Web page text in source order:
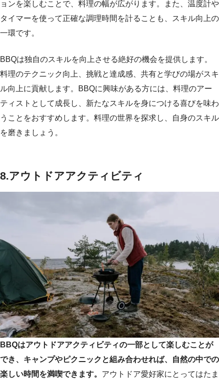
ョンを楽しむことで、料理の幅が広がります。また、温度計や
タイマーを使って正確な調理時間を計ることも、スキル向上の
一環です。
BBQは独自のスキルを向上させる絶好の機会を提供します。
料理のテクニック向上、挑戦と達成感、共有と学びの場がスキ
ル向上に貢献します。BBQに興味がある方には、料理のアー
ティストとして成長し、新たなスキルを身につける喜びを味わ
うことをおすすめします。料理の世界を探求し、自身のスキル
を磨きましょう。
8.アウトドアアクティビティ
BBQはアウトドアアクティビティの一部として楽しむことが
でき、キャンプやピクニックと組み合わせれば、自然の中での
楽しい時間を満喫できます。 アウトドア愛好家にとってはたま